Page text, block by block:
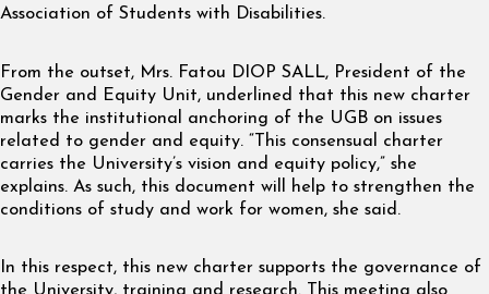
Association of Students with Disabilities.
From the outset, Mrs. Fatou DIOP SALL, President of the
Gender and Equity Unit, underlined that this new charter
marks the institutional anchoring of the UGB on issues
related to gender and equity. “This consensual charter
carries the University’s vision and equity policy,” she
explains. As such, this document will help to strengthen the
conditions of study and work for women, she said.
In this respect, this new charter supports the governance of